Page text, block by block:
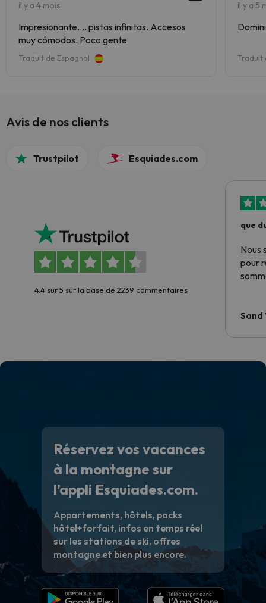
il y a 4 mois
Impresionante.... pistas infinitas. Accesos
muy cómodos. Poco gente
Traduit de Espagnol
il y a 5
Traduit
Avis de nos clients
Trustpilot Esquiades.com
4.4 sur 5 sur la base de 2239 commentaires
que
Nous
pour
Sand
Réservez vos vacances
à la montagne sur
l’appli Esquiades.com.
Appartements, hôtels, packs
hôtel+forfait, infos en temps réel
sur les stations de ski, offres
montagne et bien plus encore.